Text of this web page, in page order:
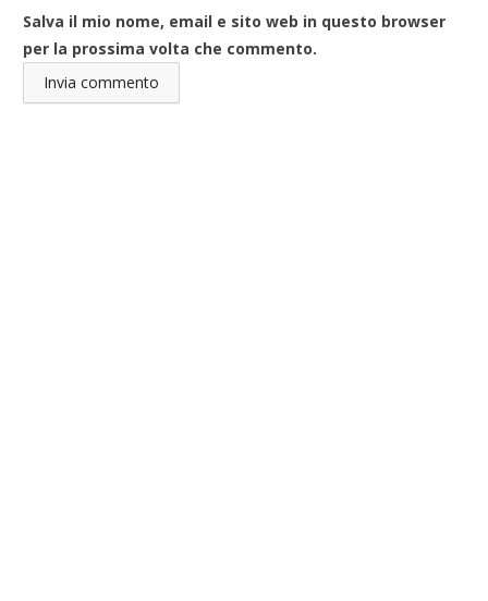
Salva il mio nome, email e sito web in questo browser
per la prossima volta che commento.